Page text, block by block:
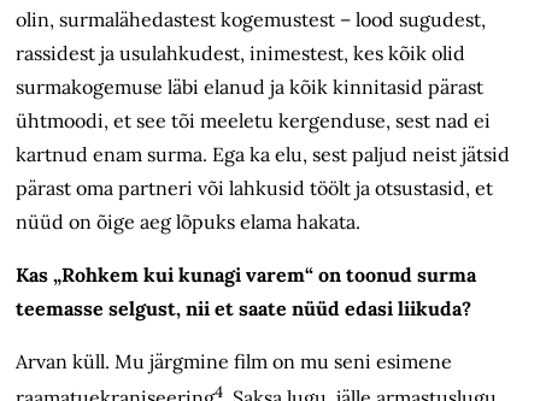
olin, surmalähedastest kogemustest – lood sugudest,
rassidest ja usulahkudest, inimestest, kes kõik olid
surmakogemuse läbi elanud ja kõik kinnitasid pärast
ühtmoodi, et see tõi meeletu kergenduse, sest nad ei
kartnud enam surma. Ega ka elu, sest paljud neist jätsid
pärast oma partneri või lahkusid töölt ja otsustasid, et
nüüd on õige aeg lõpuks elama hakata.
Kas „Rohkem kui kunagi varem“ on toonud surma
teemasse selgust, nii et saate nüüd edasi liikuda?
Arvan küll. Mu järgmine film on mu seni esimene
4